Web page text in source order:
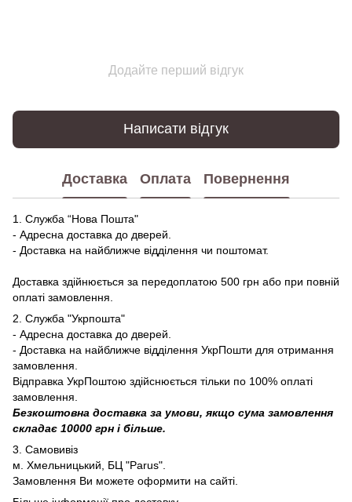
Додайте перший відгук
Написати відгук
Доставка Оплата Повернення
1. Служба “Нова Пошта"
- Адресна доставка до дверей.
- Доставка на найближче відділення чи поштомат.
Доставка здійнюється за передоплатою 500 грн або при повній
оплаті замовлення.
2. Служба "Укрпошта"
- Адресна доставка до дверей.
- Доставка на найближче відділення УкрПошти для отримання
замовлення.
Відправка УкрПоштою здійснюється тільки по 100% оплаті
замовлення.
Безкоштовна доставка за умови, якщо сума замовлення
складає 10000 грн і більше.
3. Самовивіз
м. Хмельницький, БЦ "Parus".
Замовлення Ви можете оформити на сайті.